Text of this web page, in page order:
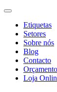
Etiquetas
Setores
Sobre nós
Blog
Contacto
Loja